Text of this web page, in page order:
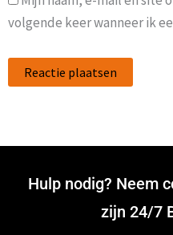
volgende keer wanneer ik
Hulp nodig? Neem
zijn 24/7